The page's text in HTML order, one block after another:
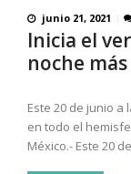
junio 21, 2021
Inicia el
noche
Este 20 de junio a
en todo el
México.- Este 20